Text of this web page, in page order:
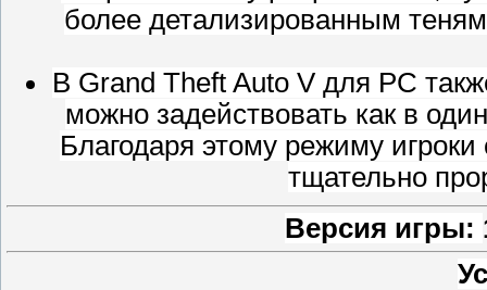
более детализированным
В Grand Theft Auto V для PC
можно задействовать как в
Благодаря этому режиму
тщательно
Версия игры: